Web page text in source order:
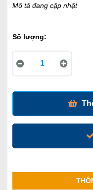
Mô tả đang cập nhật
Số lượng: